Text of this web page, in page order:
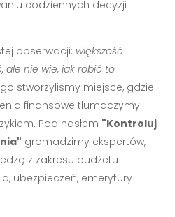
codziennych decyzji
obserwacji: większość
ale nie wie, jak robić to
stworzyliśmy miejsce, gdzie
finansowe tłumaczymy
Pod hasłem "Kontroluj
gromadzimy ekspertów,
z zakresu budżetu
ubezpieczeń, emerytury i